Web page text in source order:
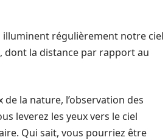
illuminent régulièrement notre ciel
dont la distance par rapport au
la nature, l’observation des
leverez les yeux vers le ciel
Qui sait, vous pourriez être